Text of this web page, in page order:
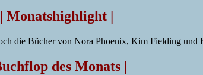
| Monatshighlight |
die Bücher von Nora Phoenix, Kim Fielding und
des Monats |